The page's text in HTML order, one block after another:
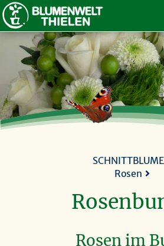
Rosen
Rosen im
ANGEBOT
ÜBER UNS
SERVICE
KONTAKT
GUTSCHEIN
NACH OBEN